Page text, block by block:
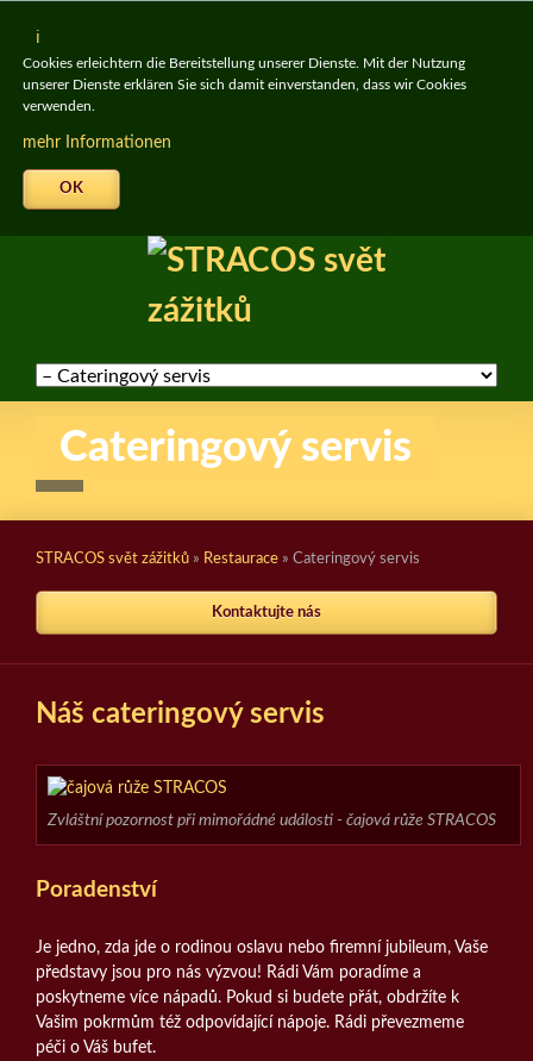
Cookies erleichtern die Bereitstellung unserer Dienste. Mit der Nutzung
unserer Dienste erklären Sie sich damit einverstanden, dass wir Cookies
verwenden.
mehr Informationen
OK
navigation
Cateringový servis
STRACOS svět zážitků» Restaurace» Cateringový servis
Kontaktujte nás
Náš cateringový servis
Zvláštní pozornost při mimořádné události - čajová růže STRACOS
Poradenství
Je jedno, zda jde o rodinou oslavu nebo firemní jubileum, Vaše
představy jsou pro nás výzvou! Rádi Vám poradíme a
poskytneme více nápadů. Pokud si budete přát, obdržíte k
Vašim pokrmům též odpovídající nápoje. Rádi převezmeme
péči o Váš bufet.